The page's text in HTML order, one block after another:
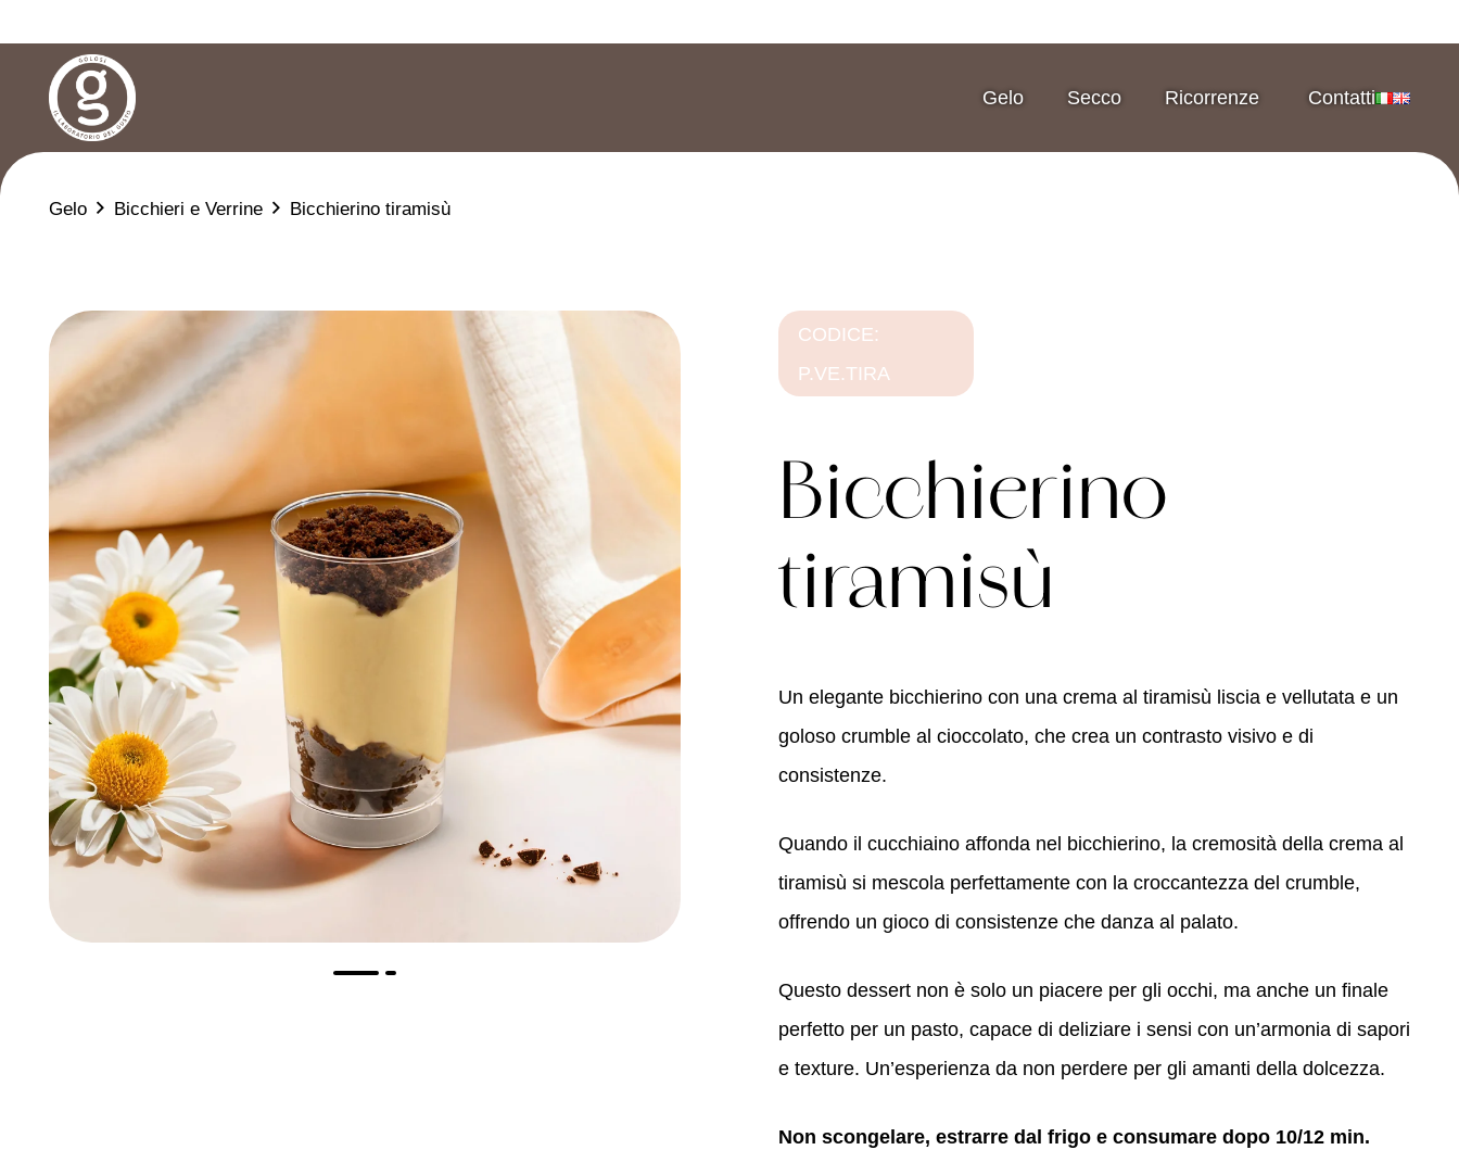
Gelo Secco Ricorrenze Contatti
Gelo Bicchieri e Verrine Bicchierino tiramisù
CODICE:
P.VE.TIRA
Bicchierino
tiramisù
Un elegante bicchierino con una crema al tiramisù liscia e vellutata e un
goloso crumble al cioccolato, che crea un contrasto visivo e di
consistenze.
Quando il cucchiaino affonda nel bicchierino, la cremosità della crema al
tiramisù si mescola perfettamente con la croccantezza del crumble,
offrendo un gioco di consistenze che danza al palato.
Questo dessert non è solo un piacere per gli occhi, ma anche un finale
perfetto per un pasto, capace di deliziare i sensi con un’armonia di sapori
e texture. Un’esperienza da non perdere per gli amanti della dolcezza.
Non scongelare, estrarre dal frigo e consumare dopo 10/12 min.